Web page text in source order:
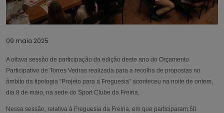
09 maio 2025
A oitava sessão de participação da edição deste ano do Orçamento
Participativo de Torres Vedras realizada para a recolha de propostas no
âmbito da tipologia “Projeto para a Freguesia” aconteceu na noite de ontem,
dia 8 de maio, na sede do Sport Clube da Freiria.
Nessa sessão, relativa à Freguesia da Freiria, em que participaram 50